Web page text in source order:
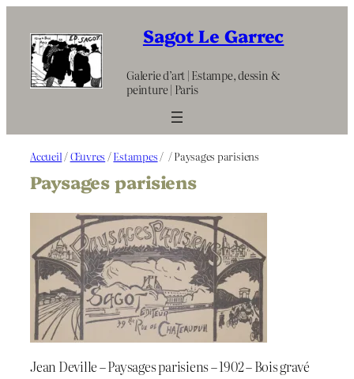
contenu
Sagot Le Garrec
Galerie d’art | Estampe, dessin &
peinture | Paris
Accueil /Œuvres /Estampes / / Paysages parisiens
Paysages parisiens
Jean Deville – Paysages parisiens – 1902 – Bois gravé